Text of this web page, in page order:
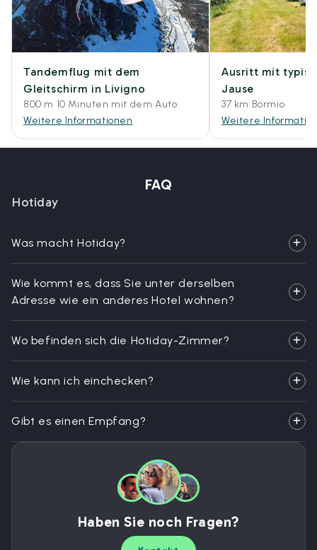
Tandemflug mit dem
Gleitschirm in Livigno
800 m 10 Minuten mit dem Auto
Weitere Informationen
Ausritt mit
Jause
37 km Bormio
Weitere
FAQ
Hotiday
Was macht Hotiday?
Wie kommt es, dass Sie unter derselben
Adresse wie ein anderes Hotel wohnen?
Wo befinden sich die Hotiday-Zimmer?
Wie kann ich einchecken?
Gibt es einen Empfang?
Haben Sie noch Fragen?